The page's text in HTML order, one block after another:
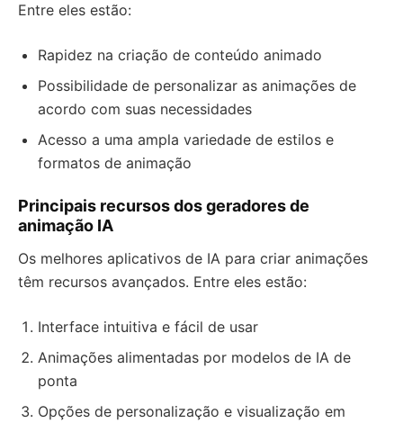
Entre eles estão:
Rapidez na criação de conteúdo animado
Possibilidade de personalizar as animações de
acordo com suas necessidades
Acesso a uma ampla variedade de estilos e
formatos de animação
Principais recursos dos geradores de
animação IA
Os melhores aplicativos de IA para criar animações
têm recursos avançados. Entre eles estão:
Interface intuitiva e fácil de usar
Animações alimentadas por modelos de IA de
ponta
Opções de personalização e visualização em